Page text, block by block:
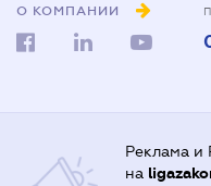
О КОМПАНИИ
Реклама и
на